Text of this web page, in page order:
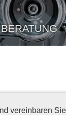
vereinbaren